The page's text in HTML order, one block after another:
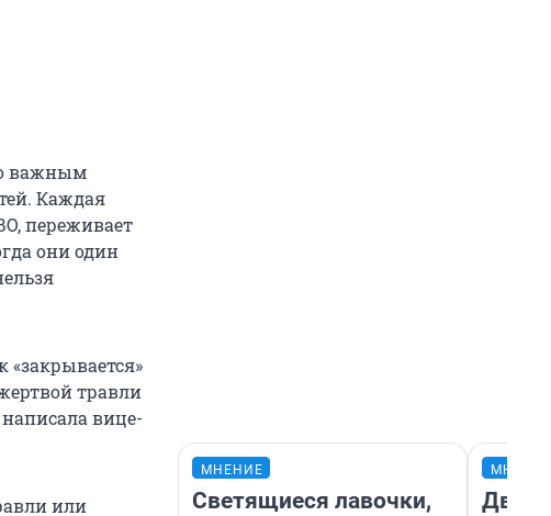
важным
Каждая
переживает
они один
травли
вице-
или
МНЕНИЕ
Светящиеся лавочки,
Два